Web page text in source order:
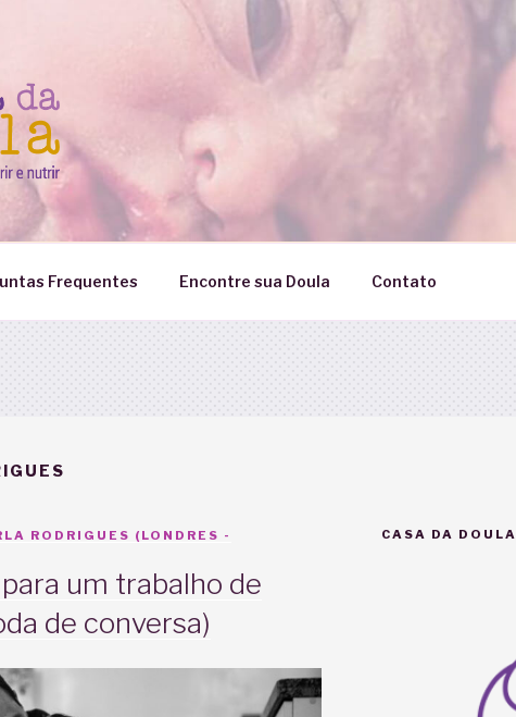
Frequentes Encontre sua Doula Contato
RODRIGUES (LONDRES -
um trabalho de
de conversa)
CASA DA DOULA